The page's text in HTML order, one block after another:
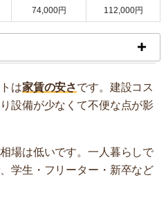
74,000円 112,000円
は家賃の安さです。建設コス
設備が少なくて不便な点が影
場は低いです。一人暮らしで
学生・フリーター・新卒など